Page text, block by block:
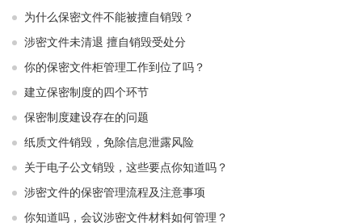
为什么保密文件不能被擅自销毁？
涉密文件未清退 擅自销毁受处分
你的保密文件柜管理工作到位了吗？
建立保密制度的四个环节
保密制度建设存在的问题
纸质文件销毁，免除信息泄露风险
关于电子公文销毁，这些要点你知道吗？
涉密文件的保密管理流程及注意事项
你知道吗，会议涉密文件材料如何管理？